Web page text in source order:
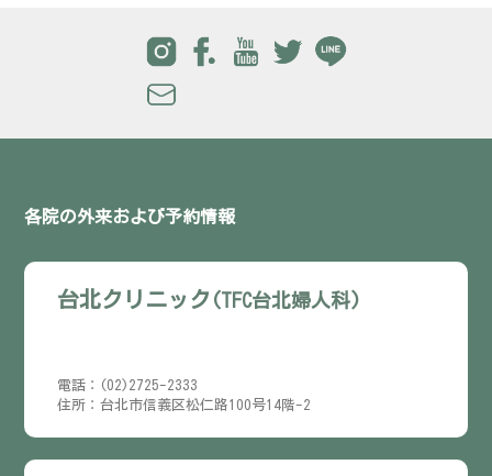
各院の外来および予約情報
台北クリニック (TFC台北婦人科)
電話：(02)2725-2333
住所：台北市信義区松仁路100号14階-2